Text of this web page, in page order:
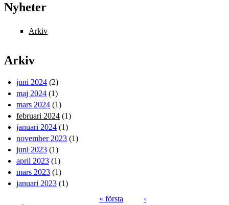
Nyheter
Arkiv
Arkiv
juni 2024 (2)
maj 2024 (1)
mars 2024 (1)
februari 2024 (1)
januari 2024 (1)
november 2023 (1)
juni 2023 (1)
april 2023 (1)
mars 2023 (1)
januari 2023 (1)
« första
‹